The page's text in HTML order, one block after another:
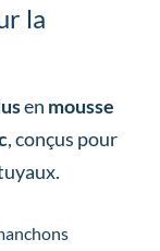
la
en mousse
, conçus pour